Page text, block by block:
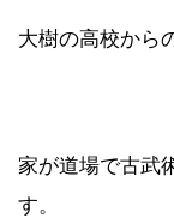
大樹の高校から
家が道場で古武
す。